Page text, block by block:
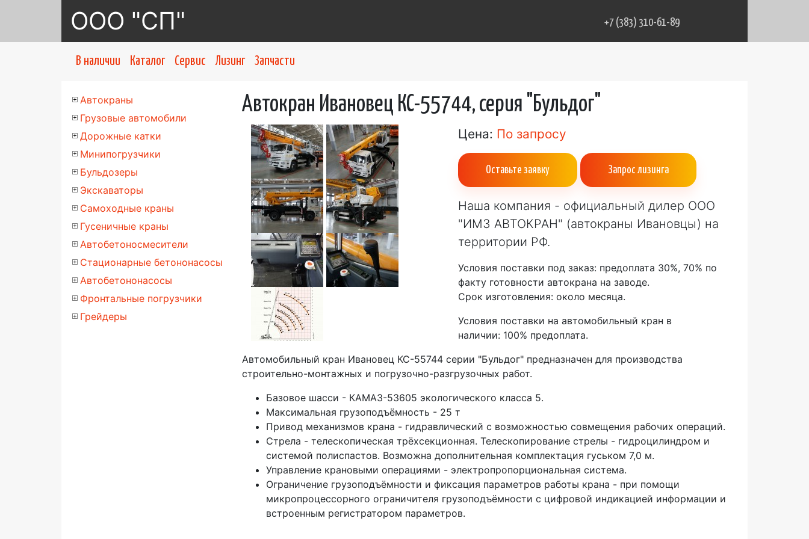
ООО "СП" +7 (383) 310-61-89
В наличии Каталог Сервис Лизинг Запчасти
Автокраны
Грузовые автомобили
Дорожные катки
Минипогрузчики
Бульдозеры
Экскаваторы
Самоходные краны
Гусеничные краны
Автобетоносмесители
Стационарные бетононасосы
Автобетононасосы
Фронтальные погрузчики
Грейдеры
Автокран Ивановец КС-55744, серия "Бульдог"
Цена: По запросу
Оставьте заявку Запрос лизинга
Наша компания - официальный дилер ООО
"ИМЗ АВТОКРАН" (автокраны Ивановцы) на
территории РФ.
Условия поставки под заказ: предоплата 30%, 70% по
факту готовности автокрана на заводе.
Срок изготовления: около месяца.
Условия поставки на автомобильный кран в
наличии: 100% предоплата.
Автомобильный кран Ивановец КС-55744 серии "Бульдог" предназначен для производства
строительно-монтажных и погрузочно-разгрузочных работ.
Базовое шасси - КАМАЗ-53605 экологического класса 5.
Максимальная грузоподъёмность - 25 т
Привод механизмов крана - гидравлический с возможностью совмещения рабочих операций.
Стрела - телескопическая трёхсекционная. Телескопирование стрелы - гидроцилиндром и
системой полиспастов. Возможна дополнительная комплектация гуськом 7,0 м.
Управление крановыми операциями - электропропорциональная система.
Ограничение грузоподъёмности и фиксация параметров работы крана - при помощи
микропроцессорного ограничителя грузоподъёмности с цифровой индикацией информации и
встроенным регистратором параметров.